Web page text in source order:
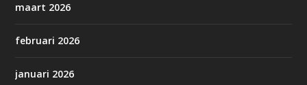
maart 2026
februari 2026
januari 2026